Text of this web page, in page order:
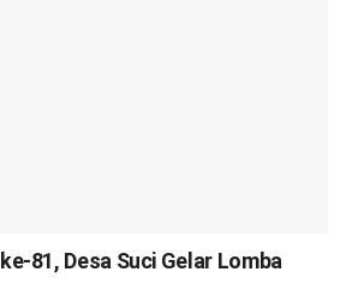
81, Desa Suci Gelar Lomba